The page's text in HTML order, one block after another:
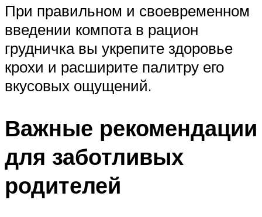
При правильном и своевременном
введении компота в рацион
грудничка вы укрепите здоровье
крохи и расширите палитру его
вкусовых ощущений.
Важные рекомендации
для заботливых
родителей